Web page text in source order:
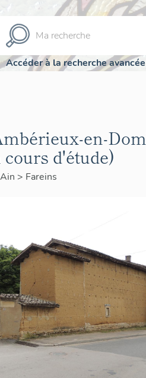
Accéder à la recherche avancée
en-
d'étude)
Ain > Fareins